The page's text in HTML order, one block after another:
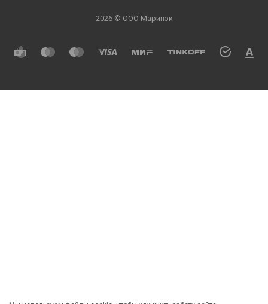
2026 © ООО Маринэк